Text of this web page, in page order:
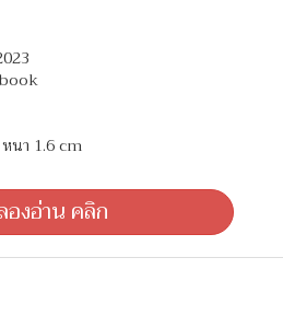
นา 1.6 cm
งอ่าน คลิก